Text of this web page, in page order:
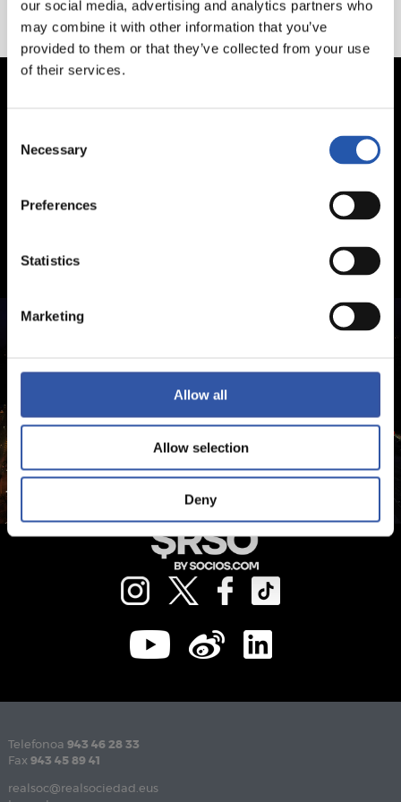
our social media, advertising and analytics partners who
may combine it with other information that you’ve
provided to them or that they’ve collected from your use
of their services.
Selection
Necessary
Preferences
Statistics
Marketing
Allow all
Allow selection
Deny
Telefonoa 943 46 28 33
Fax 943 45 89 41
realsoc@realsociedad.eus